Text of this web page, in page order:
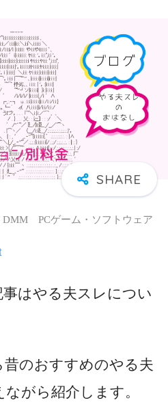
PCゲーム・ソフトウェア
はやる夫スレについ
のおすすめのやる夫
がら紹介します。